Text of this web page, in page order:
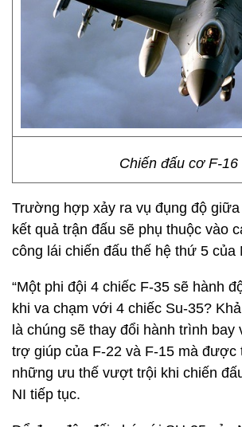
Chiến đấu cơ F-16
Trường hợp xảy ra vụ đụng độ
kết quả trận đấu sẽ phụ thuộc vào
công lái chiến đấu thế hệ thứ 5 của
“Một phi đội 4 chiếc F-35 sẽ hành
khi va chạm với 4 chiếc Su-35?
là chúng sẽ thay đổi hành trình bay
trợ giúp của F-22 và F-15 mà được
những ưu thế vượt trội khi chiến
NI tiếp tục.